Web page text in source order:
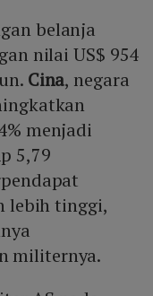
belanja
nilai US$ 954
Cina, negara
menjadi
5,79
lebih tinggi,
militernya.